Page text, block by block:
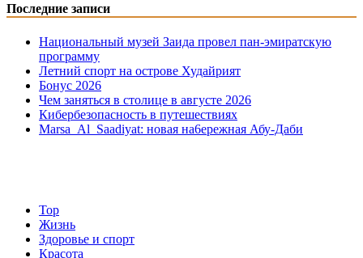
Последние записи
Национальный музей Заида провел пан-эмиратскую
программу
Летний спорт на острове Худайрият
Бонус 2026
Чем заняться в столице в августе 2026
Кибербезопасность в путешествиях
Marsa Al Saadiyat: новая на6ережная Абу-Даби
Top
Жизнь
Здоровье и спорт
Красота